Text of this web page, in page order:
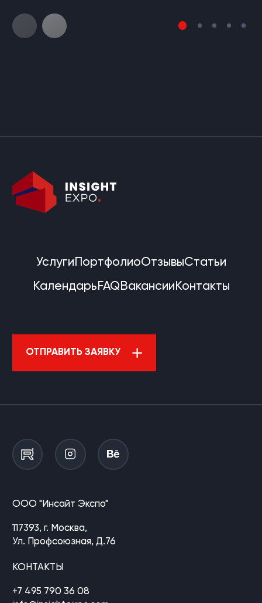
Услуги ПортфолиоОтзывыСтатьи
КалендарьFAQВакансииКонтакты
ОТПРАВИТЬ ЗАЯВКУ
ООО "Инсайт Экспо"
117393, г. Москва,
Ул. Профсоюзная, Д.76
КОНТАКТЫ
+7 495 790 36 08